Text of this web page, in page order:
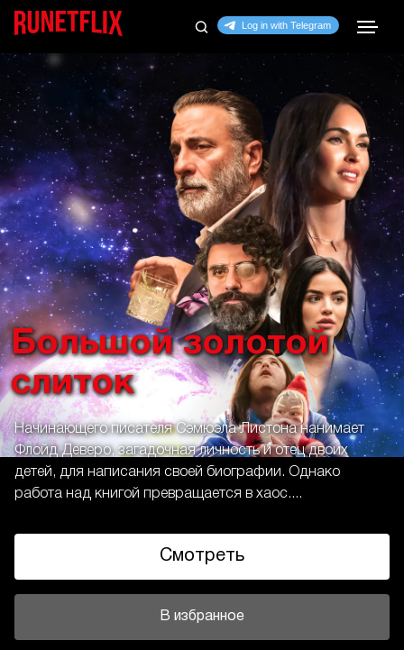
Большой золотой
слиток
Начинающего писателя Сэмюэла Листона нанимает
Флойд Деверо, загадочная личность и отец двоих
детей, для написания своей биографии. Однако
работа над книгой превращается в хаос....
Смотреть
В избранное